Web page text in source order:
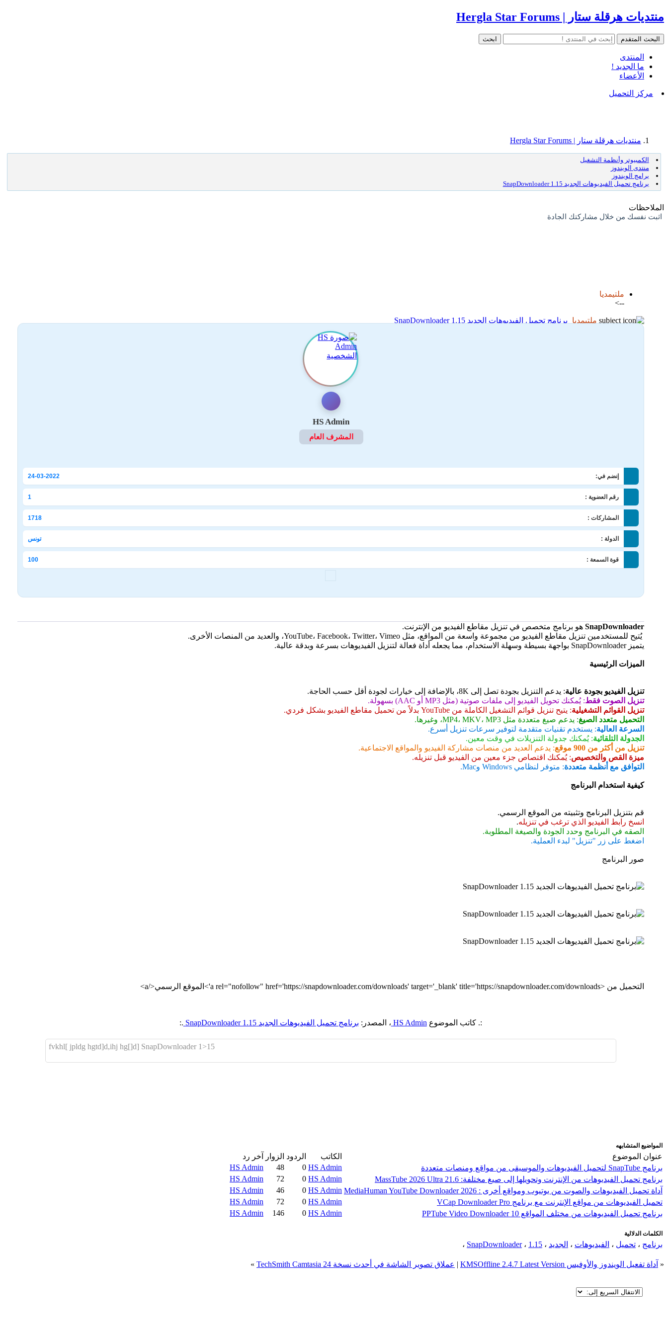
منتديات هرقلة ستار | Hergla Star Forums
المنتدى
ما الجديد !
الأعضاء
مركز التحميل
منتديات هرقلة ستار | Hergla Star Forums
الكمبيوتر وأنظمة التشغيل
منتدى الويندوز
برامج الويندوز
برنامج تحميل الفيديوهات الجديد SnapDownloader 1.15
الملاحظات
اثبت نفسك من خلال مشاركتك الجادة
ملتيمديا
-->
ملتيمديا
برنامج تحميل الفيديوهات الجديد SnapDownloader 1.15
21-01-2025 09:53
HS Admin
المشرف العام
إنضم في: 24-03-2022
رقم العضوية : 1
المشاركات : 1718
الدولة : تونس
قوة السمعة : 100
SnapDownloader هو برنامج متخصص في تنزيل مقاطع الفيديو من الإنترنت.
يُتيح للمستخدمين تنزيل مقاطع الفيديو من مجموعة واسعة من المواقع، مثل YouTube، Facebook، Twitter، Vimeo، والعديد من المنصات الأخرى.
يتميز SnapDownloader بواجهة بسيطة وسهلة الاستخدام، مما يجعله أداة فعالة لتنزيل الفيديوهات بسرعة وبدقة عالية.
الميزات الرئيسية
تنزيل الفيديو بجودة عالية: يدعم التنزيل بجودة تصل إلى 8K، بالإضافة إلى خيارات لجودة أقل حسب الحاجة.
تنزيل الصوت فقط: يُمكنك تحويل الفيديو إلى ملفات صوتية (مثل MP3 أو AAC) بسهولة.
تنزيل القوائم التشغيلية: يتيح تنزيل قوائم التشغيل الكاملة من YouTube بدلاً من تحميل مقاطع الفيديو بشكل فردي.
التحميل متعدد الصيغ: يدعم صيغ متعددة مثل MP4، MKV، MP3، وغيرها.
السرعة العالية: يستخدم تقنيات متقدمة لتوفير سرعات تنزيل أسرع.
الجدولة التلقائية: يُمكنك جدولة التنزيلات في وقت معين.
تنزيل من أكثر من 900 موقع
: يدعم العديد من منصات مشاركة الفيديو والمواقع الاجتماعية.
ميزة القص والتخصيص: يُمكنك اقتصاص جزء معين من الفيديو قبل تنزيله.
التوافق مع أنظمة متعددة: متوفر لنظامي Windows وMac.
كيفية استخدام البرنامج
قم بتنزيل البرنامج وتثبيته من الموقع الرسمي.
انسخ رابط الفيديو الذي ترغب في تنزيله.
الصقه في البرنامج وحدد الجودة والصيغة المطلوبة.
اضغط على زر "تنزيل" لبدء العملية.
صور البرنامج
التحميل من <a rel="nofollow" href='https://snapdownloader.com/downloads' target='_blank' title='https://snapdownloader.com/downloads'>الموقع الرسمي</a>
:. كاتب الموضوع HS Admin ، المصدر: برنامج تحميل الفيديوهات الجديد SnapDownloader 1.15 .:
fvkhl[ jpldg hgtd]d,ihj hg[]d] SnapDownloader 1>15
المواضيع المتشابهه
عنوان الموضوع الكاتب الردود الزوار
آخر رد
برنامج SnapTube لتحميل الفيديوهات والموسيقى من مواقع ومنصات متعددة
HS Admin
0
48
HS Admin
برنامج تحميل الفيديوهات من الإنترنت وتحويلها إلى صيغ مختلفة: MassTube 2026 Ultra 21.6
HS Admin
0
72
HS Admin
آداة تحميل الفيديوهات والصوت من يوتيوب ومواقع أخرى : MediaHuman YouTube Downloader 2026
HS Admin
0
46
HS Admin
تحميل الفيديوهات من مواقع الإنترنت مع برنامج VCap Downloader Pro
HS Admin
0
72
HS Admin
برنامج تحميل الفيديوهات من مختلف المواقع PPTube Video Downloader 10
HS Admin
0
146
HS Admin
الكلمات الدلالية
برنامج ، تحميل ، الفيديوهات ، الجديد ، SnapDownloader، 1.15 ،
« آداة تفعيل الويندوز والأوفيس KMSOffline 2.4.7 Latest Version | عملاق تصوير الشاشة في أحدث نسخة TechSmith Camtasia 24 »